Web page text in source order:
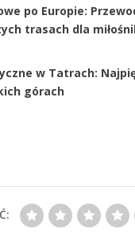
po Europie:
trasach dla
w Tatrach:
górach